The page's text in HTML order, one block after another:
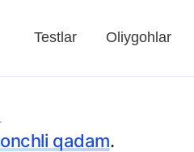
Testlar Oliygohlar
qadam.